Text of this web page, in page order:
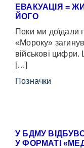
ЕВАКУАЦІЯ =
ЙОГО
Поки ми доїдали
«Мороку»
військові
[…]
Позначки
У БДМУ
У ФОРМАТІ